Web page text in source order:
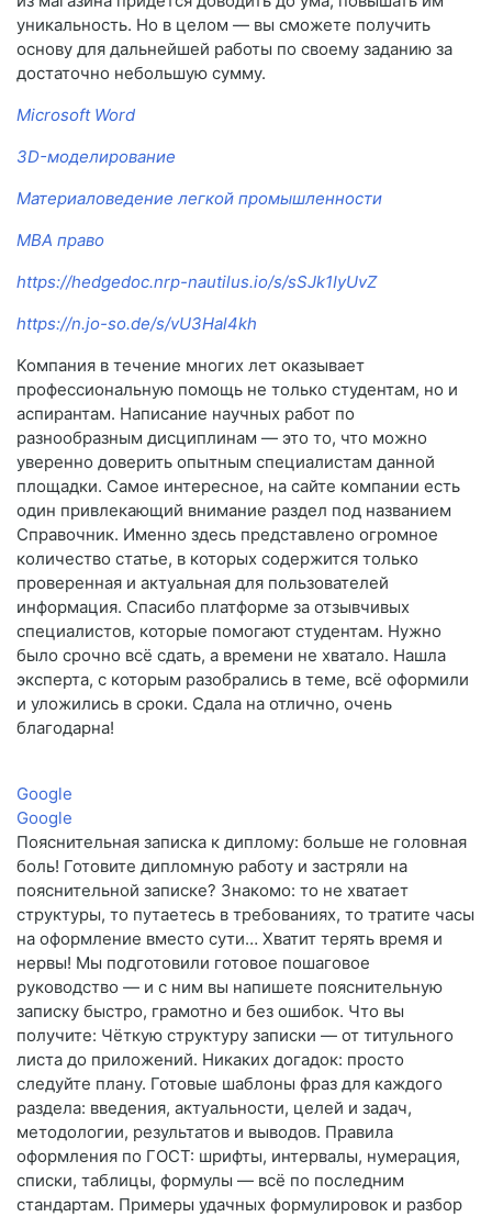
уникальность. Но в целом — вы сможете получить
основу для дальнейшей работы по своему заданию за
достаточно небольшую сумму.
Microsoft Word
3D-моделирование
Материаловедение легкой промышленности
MBA право
https://hedgedoc.nrp-nautilus.io/s/sSJk1IyUvZ
https://n.jo-so.de/s/vU3Hal4kh
Компания в течение многих лет оказывает
профессиональную помощь не только студентам, но и
аспирантам. Написание научных работ по
разнообразным дисциплинам — это то, что можно
уверенно доверить опытным специалистам данной
площадки. Самое интересное, на сайте компании есть
один привлекающий внимание раздел под названием
Справочник. Именно здесь представлено огромное
количество статье, в которых содержится только
проверенная и актуальная для пользователей
информация. Спасибо платформе за отзывчивых
специалистов, которые помогают студентам. Нужно
было срочно всё сдать, а времени не хватало. Нашла
эксперта, с которым разобрались в теме, всё оформили
и уложились в сроки. Сдала на отлично, очень
благодарна!
Google
Google
Пояснительная записка к диплому: больше не головная
боль! Готовите дипломную работу и застряли на
пояснительной записке? Знакомо: то не хватает
структуры, то путаетесь в требованиях, то тратите часы
на оформление вместо сути… Хватит терять время и
нервы! Мы подготовили готовое пошаговое
руководство — и с ним вы напишете пояснительную
записку быстро, грамотно и без ошибок. Что вы
получите: Чёткую структуру записки — от титульного
листа до приложений. Никаких догадок: просто
следуйте плану. Готовые шаблоны фраз для каждого
раздела: введения, актуальности, целей и задач,
методологии, результатов и выводов. Правила
оформления по ГОСТ: шрифты, интервалы, нумерация,
списки, таблицы, формулы — всё по последним
стандартам. Примеры удачных формулировок и разбор